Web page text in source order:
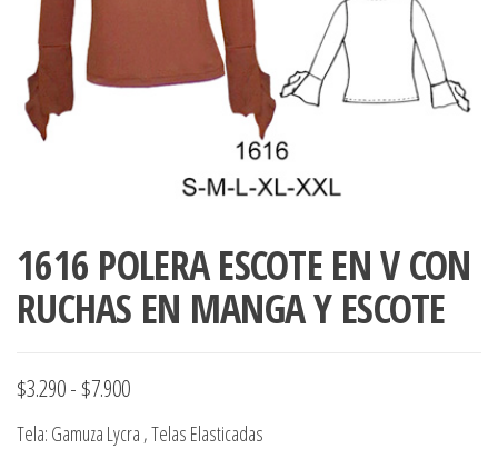
accumark ,
pdf , Moldes
Gerber ,
ropa,
Graduaciones,
Ploteo y
Digitalización
accumark,
Accumark
Gerber,
Chile.
1616 POLERA ESCOTE EN V CON
RUCHAS EN MANGA Y ESCOTE
$3.290- $7.900Rango
de
Tela: Gamuza Lycra , Telas Elasticadas